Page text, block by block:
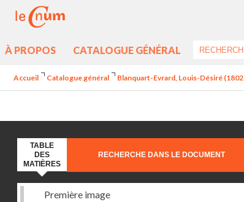
À PROPOS CATALOGUE GÉNÉRAL
Accueil Catalogue général Blanquart-Evrard, Louis-Désiré
TABLE
DES
MATIÈRES
RECHERCHE DANS LE DOCUMENT
Première image